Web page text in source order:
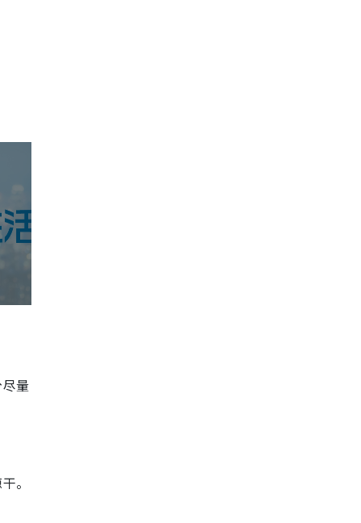
量
。